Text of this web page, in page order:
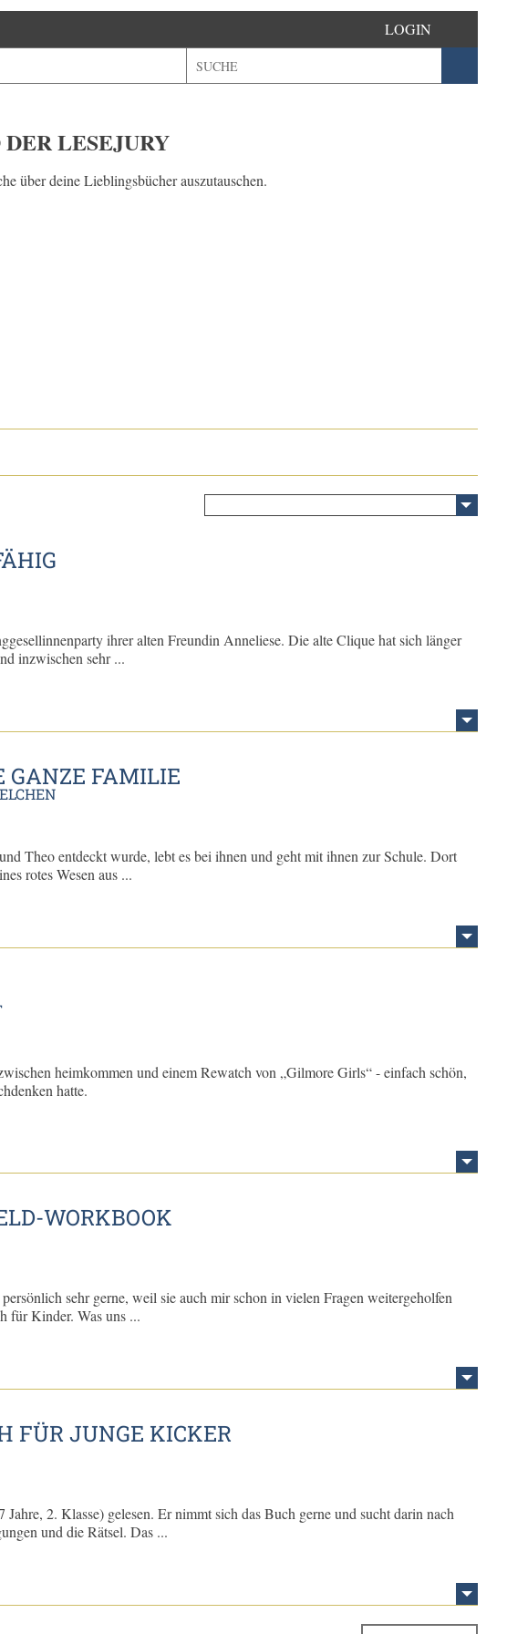
LOGIN
LESEJURY
über deine Lieblingsbücher auszutauschen.
ihrer alten Freundin Anneliese. Die alte Clique hat sich länger
inzwischen sehr ...
GANZE FAMILIE
Theo entdeckt wurde, lebt es bei ihnen und geht mit ihnen zur Schule. Dort
rotes Wesen aus ...
heimkommen und einem Rewatch von „Gilmore Girls“ - einfach schön,
hatte.
WORKBOOK
sehr gerne, weil sie auch mir schon in vielen Fragen weitergeholfen
für Kinder. Was uns ...
FÜR JUNGE KICKER
2. Klasse) gelesen. Er nimmt sich das Buch gerne und sucht darin nach
und die Rätsel. Das ...